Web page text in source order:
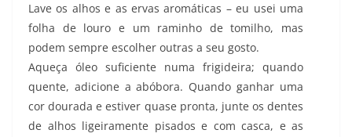
Lave os alhos e as ervas aromáticas – eu usei uma
folha de louro e um raminho de tomilho, mas
podem sempre escolher outras a seu gosto.
Aqueça óleo suficiente numa frigideira; quando
quente, adicione a abóbora. Quando ganhar uma
cor dourada e estiver quase pronta, junte os dentes
de alhos ligeiramente pisados e com casca, e as